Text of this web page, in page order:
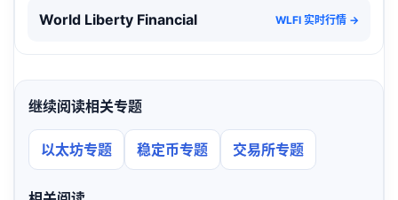
World Liberty Financial WLFI 实时行情 →
继续阅读相关专题
以太坊专题 稳定币专题 交易所专题